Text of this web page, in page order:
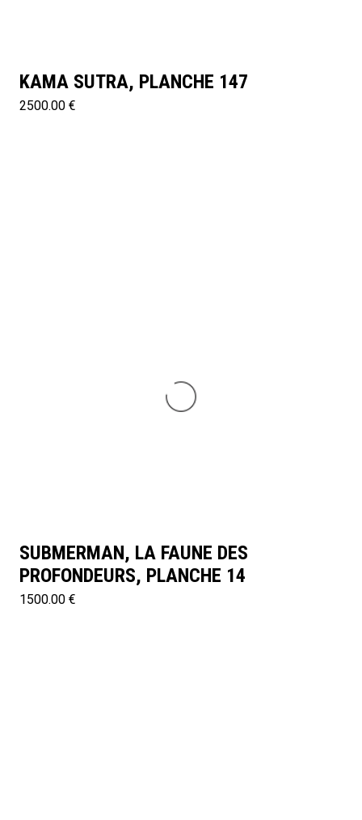
KAMA SUTRA, PLANCHE 147
2500.00 €
SUBMERMAN, LA FAUNE DES
PROFONDEURS, PLANCHE 14
1500.00 €